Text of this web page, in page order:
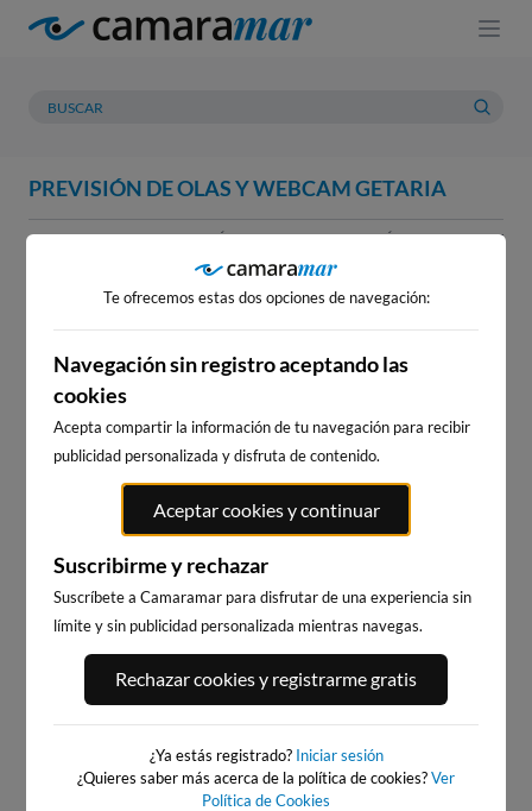
PREVISIÓN DE OLAS Y WEBCAM GETARIA
WEBCAM PREVISIÓN METEOROLOGÍA MAREAS
WEBCAM GETARIA
ZARAUTZ
3km · Zarautz
CHOPI
ZUMAIA SAN TELMO
5km
0.7 m CHOPI
Te ofrecemos estas dos opciones de navegación:
Navegación sin registro aceptando las
cookies
Acepta compartir la información de tu navegación para recibir
publicidad personalizada y disfruta de contenido.
Aceptar cookies y continuar
Suscribirme y rechazar
Suscríbete a Camaramar para disfrutar de una experiencia sin
límite y sin publicidad personalizada mientras navegas.
Rechazar cookies y registrarme gratis
¿Ya estás registrado? Iniciar sesión
¿Quieres saber más acerca de la política de cookies?Ver
Política de Cookies